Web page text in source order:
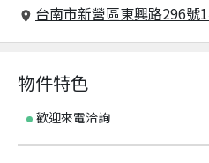
台南市新營區東興路296號
物件特色
歡迎來電洽詢